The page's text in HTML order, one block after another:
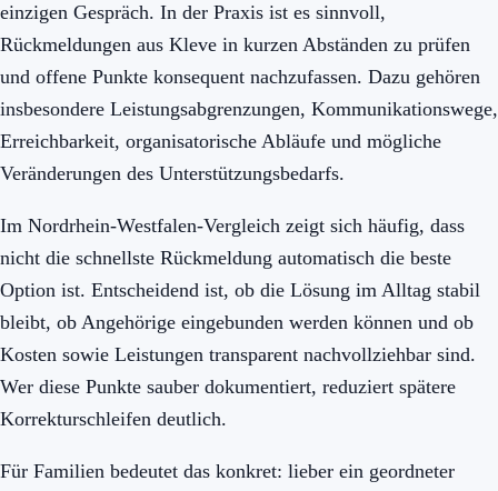
einzigen Gespräch. In der Praxis ist es sinnvoll,
Rückmeldungen aus Kleve in kurzen Abständen zu prüfen
und offene Punkte konsequent nachzufassen. Dazu gehören
insbesondere Leistungsabgrenzungen, Kommunikationswege,
Erreichbarkeit, organisatorische Abläufe und mögliche
Veränderungen des Unterstützungsbedarfs.
Im Nordrhein-Westfalen-Vergleich zeigt sich häufig, dass
nicht die schnellste Rückmeldung automatisch die beste
Option ist. Entscheidend ist, ob die Lösung im Alltag stabil
bleibt, ob Angehörige eingebunden werden können und ob
Kosten sowie Leistungen transparent nachvollziehbar sind.
Wer diese Punkte sauber dokumentiert, reduziert spätere
Korrekturschleifen deutlich.
Für Familien bedeutet das konkret: lieber ein geordneter